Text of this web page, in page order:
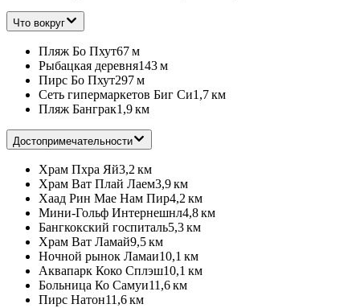
Что вокруг
Пляж Бо Пхут67 м
Рыбацкая деревня143 м
Пирс Бо Пхут297 м
Сеть гипермаркетов Биг Си1,7 км
Пляж Банграк1,9 км
Достопримечательности
Храм Пхра Яй3,2 км
Храм Ват Плай Лаем3,9 км
Хаад Рин Мае Нам Пир4,2 км
Мини-Гольф Интернешнл4,8 км
Бангкокский госпиталь5,3 км
Храм Ват Ламай9,5 км
Ночной рынок Ламаи10,1 км
Аквапарк Коко Сплэш10,1 км
Больница Ко Самуи11,6 км
Пирс Натон11,6 км